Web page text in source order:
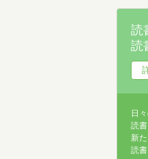
読
読
日
読書
新
読